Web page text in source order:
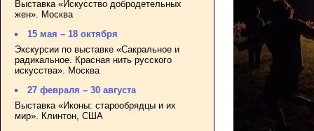
Выставка «Искусство добродетельных
жен». Москва
15 мая – 18 октября
Экскурсии по выставке «Сакральное и
радикальное. Красная нить русского
искусства». Москва
27 февраля – 30 августа
Выставка «Иконы: старообрядцы и их
мир». Клинтон, США